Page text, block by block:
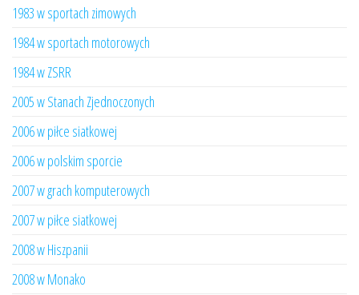
1983 w sportach zimowych
1984 w sportach motorowych
1984 w ZSRR
2005 w Stanach Zjednoczonych
2006 w piłce siatkowej
2006 w polskim sporcie
2007 w grach komputerowych
2007 w piłce siatkowej
2008 w Hiszpanii
2008 w Monako